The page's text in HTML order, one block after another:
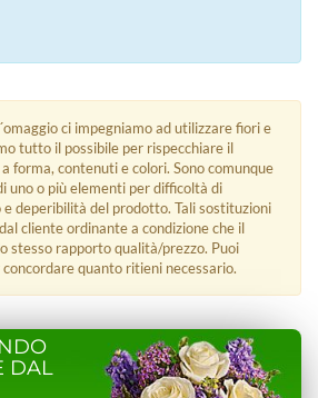
ci impegniamo ad utilizzare fiori e
tutto il possibile per rispecchiare il
forma, contenuti e colori. Sono comunque
uno o più elementi per difficoltà di
deperibilità del prodotto. Tali sostituzioni
cliente ordinante a condizione che il
stesso rapporto qualità/prezzo. Puoi
quanto ritieni necessario.
DAL